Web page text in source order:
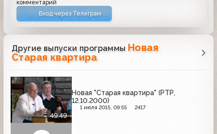
комментарий
Вход через Телеграм
Другие выпуски программы Новая
Старая квартира
49:49
Новая "Старая квартира" (РТР,
12.10.2000)
1 июля 2015, 09:55 2417